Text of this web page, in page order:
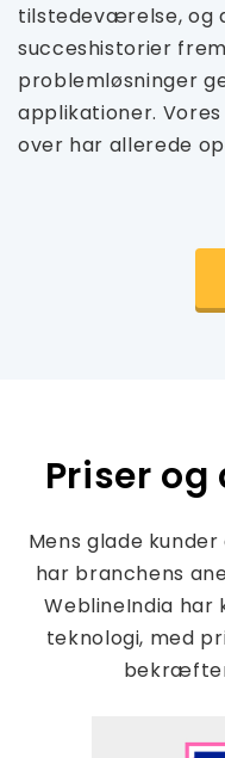
tilstedeværelse, og
succeshistorier
problemløsninger
applikationer.
over har allerede
Priser
Mens glade
har branchens
WeblineIndia
teknologi, med